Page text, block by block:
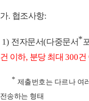
가. 협조사항:
1) 전자문서(다중문서*
건 이하, 분당 최대300건
* 제출번호는 다르나 여
전송하는 형태